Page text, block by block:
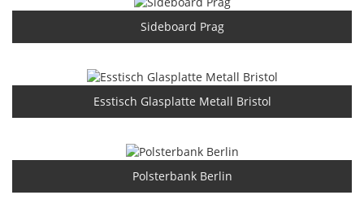
Sideboard Prag
Esstisch Glasplatte Metall Bristol
Polsterbank Berlin